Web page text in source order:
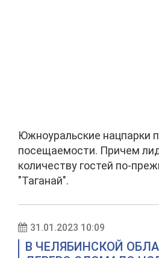
Южноуральские нацпарки
посещаемости. Причем
количеству гостей по-
"Таганай".
31.01.2023 10:09
В ЧЕЛЯБИНСКОЙ